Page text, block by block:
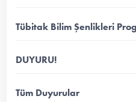
Tübitak Bilim Şenlikleri
DUYURU!
Tüm Duyurular